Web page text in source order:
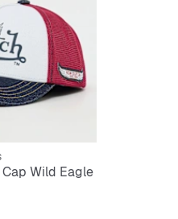
Wild Eagle